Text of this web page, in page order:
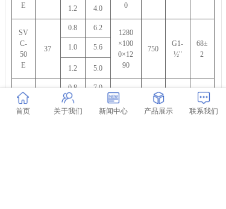
E
0
1.2 4.0
SV
C-
50
E
37
0.8 6.2
1280
×100
0×12
90
750
G1-
½"
68±
2
1.0 5.6
1.2 5.0
SV
C-
60
0.8 7.0
1280
×100
0×12
750
72±
2
1.0 6.2
首页 关于我们 新闻中心 产品展示 联系我们